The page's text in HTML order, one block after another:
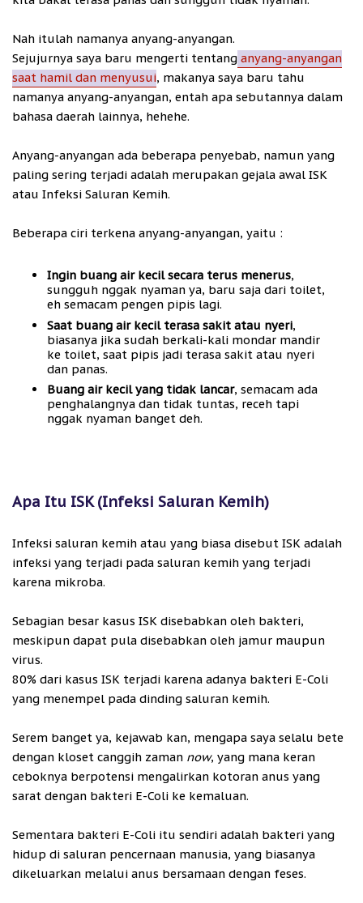
Nah itulah namanya anyang-anyangan.
Sejujurnya saya baru mengerti tentang anyang-anyangan
saat hamil dan menyusui, makanya saya baru tahu
namanya anyang-anyangan, entah apa sebutannya dalam
bahasa daerah lainnya, hehehe.
Anyang-anyangan ada beberapa penyebab, namun yang
paling sering terjadi adalah merupakan gejala awal ISK
atau Infeksi Saluran Kemih.
Beberapa ciri terkena anyang-anyangan, yaitu :
Ingin buang air kecil secara terus menerus,
sungguh nggak nyaman ya, baru saja dari toilet,
eh semacam pengen pipis lagi.
Saat buang air kecil terasa sakit atau nyeri,
biasanya jika sudah berkali-kali mondar mandir
ke toilet, saat pipis jadi terasa sakit atau nyeri
dan panas.
Buang air kecil yang tidak lancar, semacam ada
penghalangnya dan tidak tuntas, receh tapi
nggak nyaman banget deh.
Apa Itu ISK (Infeksi Saluran Kemih)
Infeksi saluran kemih atau yang biasa disebut ISK adalah
infeksi yang terjadi pada saluran kemih yang terjadi
karena mikroba.
Sebagian besar kasus ISK disebabkan oleh bakteri,
meskipun dapat pula disebabkan oleh jamur maupun
virus.
80% dari kasus ISK terjadi karena adanya bakteri E-Coli
yang menempel pada dinding saluran kemih.
Serem banget ya, kejawab kan, mengapa saya selalu bete
dengan kloset canggih zaman now, yang mana keran
ceboknya berpotensi mengalirkan kotoran anus yang
sarat dengan bakteri E-Coli ke kemaluan.
Sementara bakteri E-Coli itu sendiri adalah bakteri yang
hidup di saluran pencernaan manusia, yang biasanya
dikeluarkan melalui anus bersamaan dengan feses.